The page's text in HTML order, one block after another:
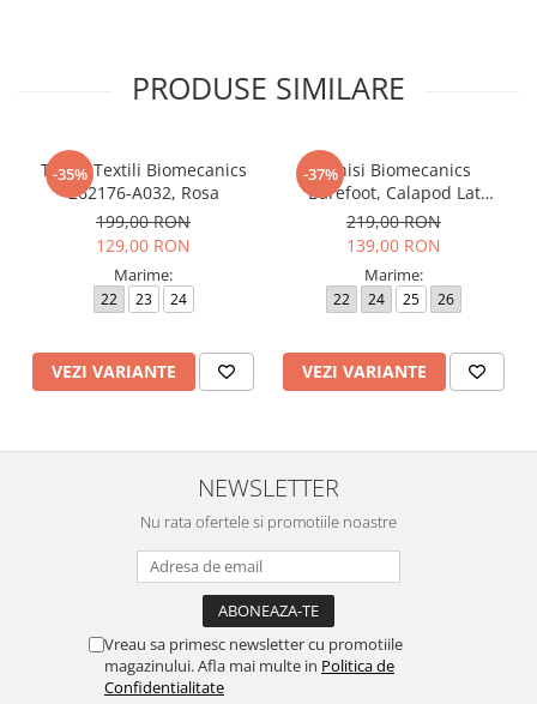
PRODUSE SIMILARE
-35%
Tenisi Textili Biomecanics
262176-A032, Rosa
199,00 RON
129,00 RON
Marime:
22 23 24
VEZI VARIANTE
-37%
Tenisi Biomecanics
Barefoot, Calapod Lat
262190-E032 Rosa
219,00 RON
139,00 RON
Marime:
22 24 25 26
VEZI VARIANTE
NEWSLETTER
Nu rata ofertele si promotiile noastre
Vreau sa primesc newsletter cu promotiile
magazinului. Afla mai multe in Politica de
Confidentialitate